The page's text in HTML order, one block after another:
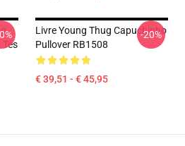
Livre Young Thug Capuchinho
Pullover RB1508
€ 39,51 - € 45,95
-20%